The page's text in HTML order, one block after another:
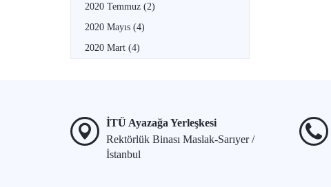
2020 Temmuz (2)
2020 Mayıs (4)
2020 Mart (4)
İTÜ Ayazağa Yerleşkesi
Rektörlük Binası Maslak-Sarıyer /
İstanbul